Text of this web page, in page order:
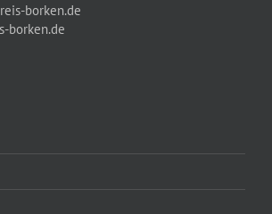
borken.de
borken.de